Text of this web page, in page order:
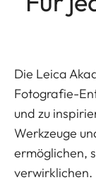
Die Leica
Fotografie-
und zu
Werkzeuge
ermöglichen,
verwirklichen.